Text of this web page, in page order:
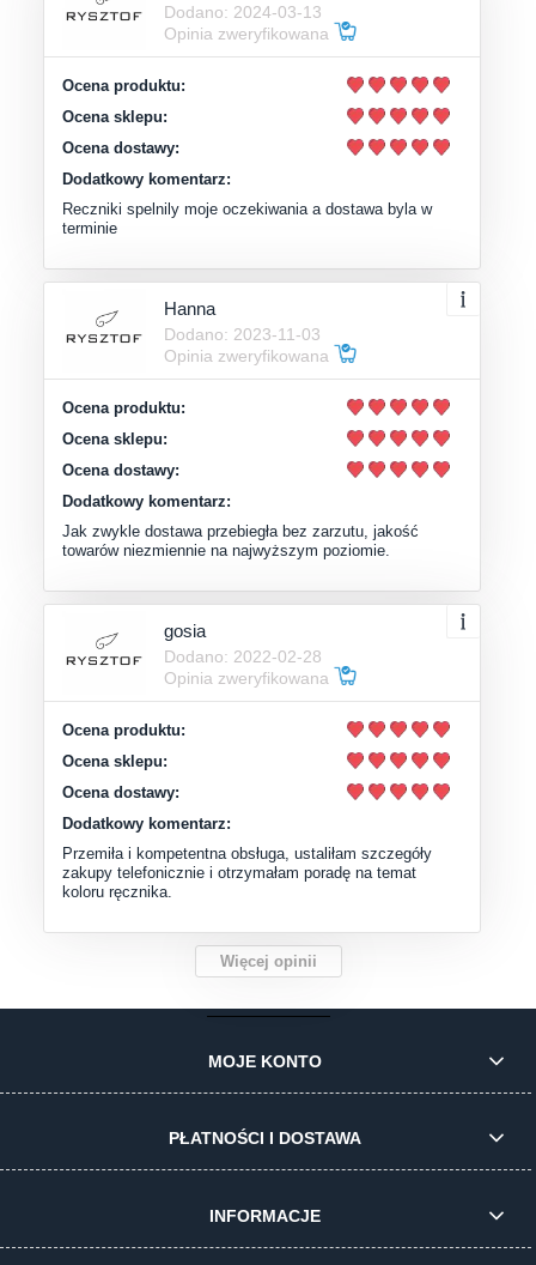
Dodano: 2024-03-13
Opinia zweryfikowana
Ocena produktu:
Ocena sklepu:
Ocena dostawy:
Dodatkowy komentarz:
Reczniki spelnily moje oczekiwania a dostawa byla w
terminie
Hanna
Dodano: 2023-11-03
Opinia zweryfikowana
Ocena produktu:
Ocena sklepu:
Ocena dostawy:
Dodatkowy komentarz:
Jak zwykle dostawa przebiegła bez zarzutu, jakość
towarów niezmiennie na najwyższym poziomie.
gosia
Dodano: 2022-02-28
Opinia zweryfikowana
Ocena produktu:
Ocena sklepu:
Ocena dostawy:
Dodatkowy komentarz:
Przemiła i kompetentna obsługa, ustaliłam szczegóły
zakupy telefonicznie i otrzymałam poradę na temat
koloru ręcznika.
Więcej opinii
MOJE KONTO
PŁATNOŚCI I DOSTAWA
INFORMACJE